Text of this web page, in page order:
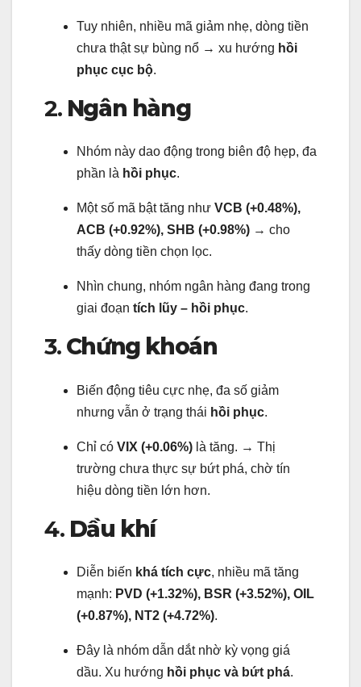
Tuy nhiên, nhiều mã giảm nhẹ, dòng tiền
chưa thật sự bùng nổ → xu hướng hồi
phục cục bộ.
2. Ngân hàng
Nhóm này dao động trong biên độ hẹp, đa
phần là hồi phục.
Một số mã bật tăng như VCB (+0.48%),
ACB (+0.92%), SHB (+0.98%) → cho
thấy dòng tiền chọn lọc.
Nhìn chung, nhóm ngân hàng đang trong
giai đoạn tích lũy – hồi phục.
3. Chứng khoán
Biến động tiêu cực nhẹ, đa số giảm
nhưng vẫn ở trạng thái hồi phục.
Chỉ có VIX (+0.06%) là tăng. → Thị
trường chưa thực sự bứt phá, chờ tín
hiệu dòng tiền lớn hơn.
4. Dầu khí
Diễn biến khá tích cực, nhiều mã tăng
mạnh: PVD (+1.32%), BSR (+3.52%), OIL
(+0.87%), NT2 (+4.72%).
Đây là nhóm dẫn dắt nhờ kỳ vọng giá
dầu. Xu hướng hồi phục và bứt phá.